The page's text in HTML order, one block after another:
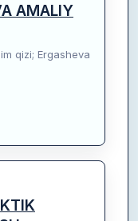
AMALIY
qizi; Ergasheva